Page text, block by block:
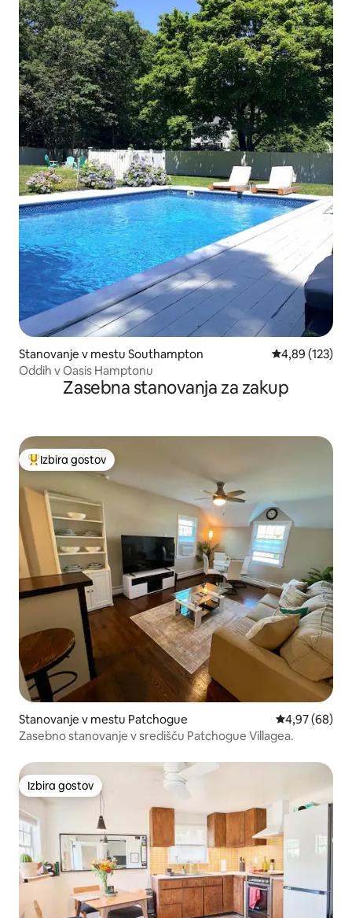
Stanovanje v mestu Southampton Povprečna
4,89 (123)
Oddih v Oasis Hamptonu
Zasebna stanovanja za zakup
Najbolj priljubljena prenočišča z značko »Izbira gostov«
Izbira gostov
Stanovanje v mestu Patchogue Povprečna
4,97 (68)
Zasebno stanovanje v središču Patchogue Villagea.
Izbira gostov
Izbira gostov